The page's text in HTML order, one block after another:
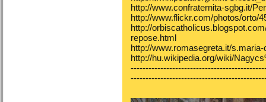
http://www.confraternita-sgbg.it/
http://www.flickr.com/photos/orto/
http://
repose.html
http://www.romasegreta.it/
http://hu.wikipedia.org/wiki/